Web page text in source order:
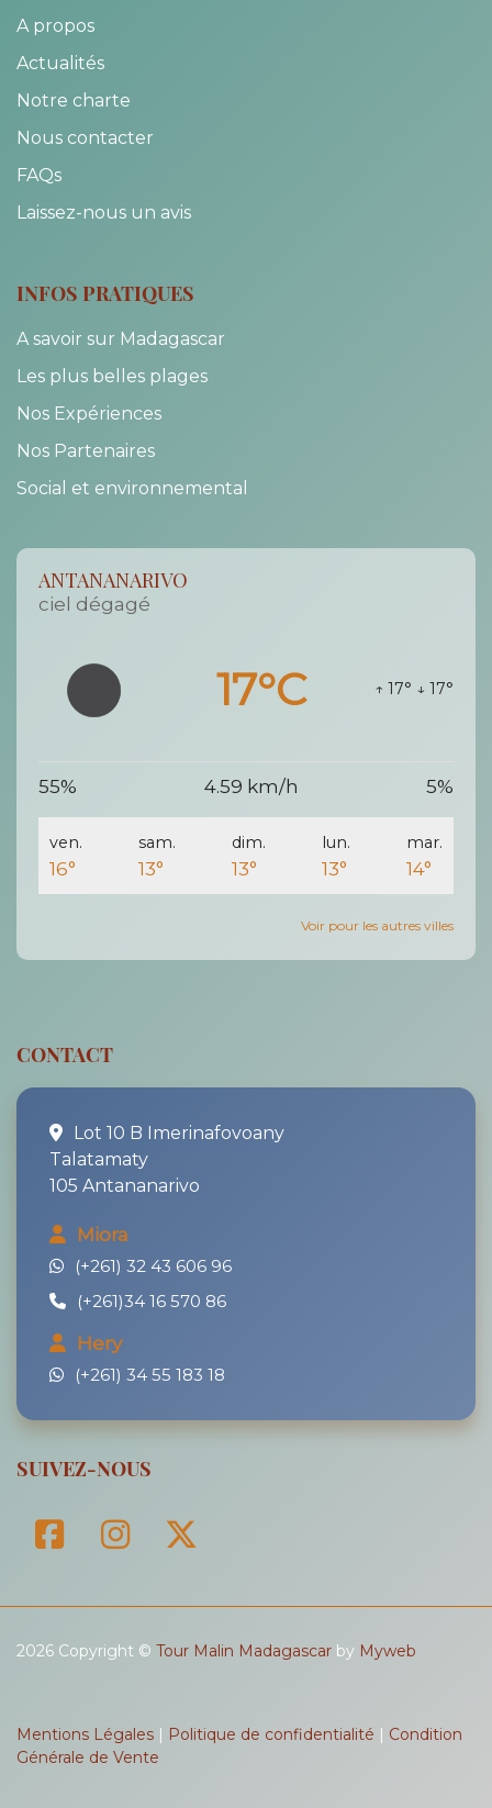
A propos
Actualités
Notre charte
Nous contacter
FAQs
Laissez-nous un avis
INFOS PRATIQUES
A savoir sur Madagascar
Les plus belles plages
Nos Expériences
Nos Partenaires
Social et environnemental
ANTANANARIVO
ciel dégagé
17°C ↑ 17° ↓ 17°
55% 4.59 km/h 5%
ven.
16°
sam.
13°
dim.
13°
lun.
13°
mar.
14°
Voir pour les autres villes
CONTACT
Lot 10 B Imerinafovoany
Talatamaty
105 Antananarivo
Miora
(+261) 32 43 606 96
(+261)34 16 570 86
Hery
(+261) 34 55 183 18
SUIVEZ-NOUS
2026 Copyright © Tour Malin Madagascar by Myweb
Mentions Légales | Politique de confidentialité | Condition
Générale de Vente